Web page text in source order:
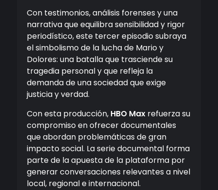
Con testimonios, análisis forenses y una
narrativa que equilibra sensibilidad y rigor
periodístico, este tercer episodio subraya
el simbolismo de la lucha de Mario y
Dolores: una batalla que trasciende su
tragedia personal y que refleja la
demanda de una sociedad que exige
justicia y verdad.
Con esta producción, HBO Max refuerza su
compromiso en ofrecer documentales
que abordan problemáticas de gran
impacto social. La serie documental forma
parte de la apuesta de la plataforma por
generar conversaciones relevantes a nivel
local, regional e internacional.